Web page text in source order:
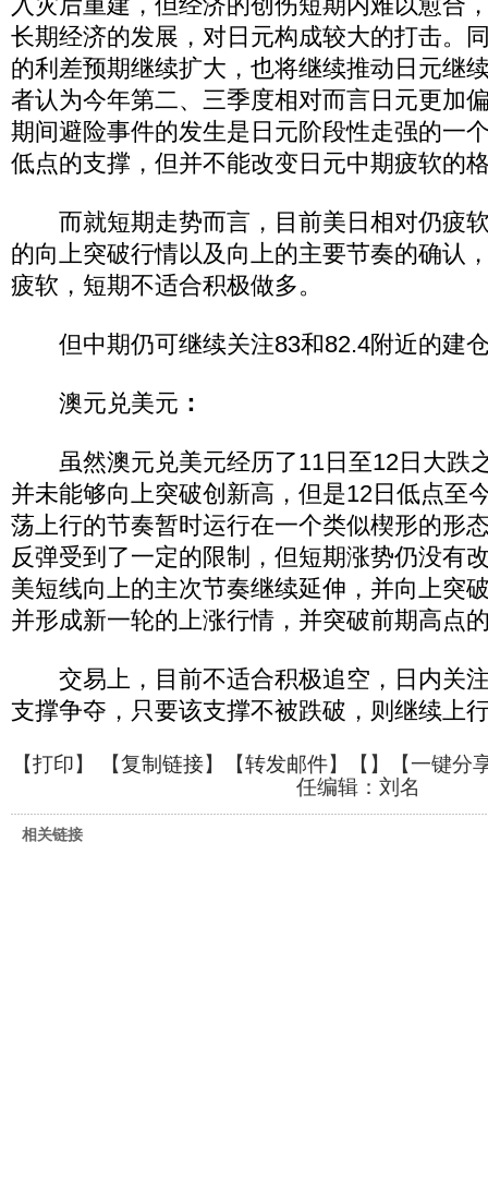
长期经济的发展，对日元构成较大的打击。
的利差预期继续扩大，也将继续推动日元继
者认为今年第二、三季度相对而言日元更加
期间避险事件的发生是日元阶段性走强的一
低点的支撑，但并不能改变日元中期疲软的
而就短期走势而言，目前美日相对仍疲
的向上突破行情以及向上的主要节奏的确认
疲软，短期不适合积极做多。
但中期仍可继续关注83和82.4附近的建
澳元兑美元 ：
虽然澳元兑美元经历了11日至12日大跌
并未能够向上突破创新高，但是12日低点至
荡上行的节奏暂时运行在一个类似楔形的形
反弹受到了一定的限制，但短期涨势仍没有
美短线向上的主次节奏继续延伸，并向上突
并形成新一轮的上涨行情，并突破前期高点
交易上，目前不适合积极追空，日内关注
支撑争夺，只要该支撑不被跌破，则继续上
【打印】 【复制链接】【转发邮件】【 】
【一键分
任编辑：刘名
相关链接